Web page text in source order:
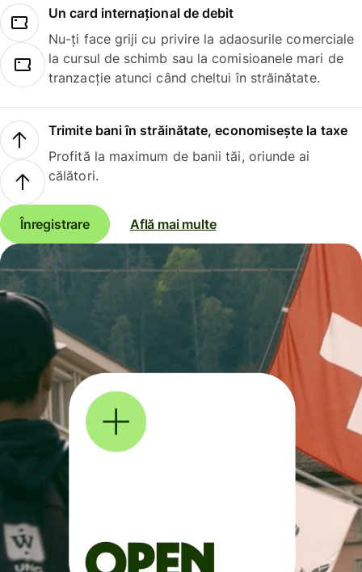
Un card internațional de debit
Nu-ți face griji cu privire la adaosurile comerciale
la cursul de schimb sau la comisioanele mari de
tranzacție atunci când cheltui în străinătate.
Trimite bani în străinătate, economisește la taxe
Profită la maximum de banii tăi, oriunde ai
călători.
Înregistrare Află mai multe